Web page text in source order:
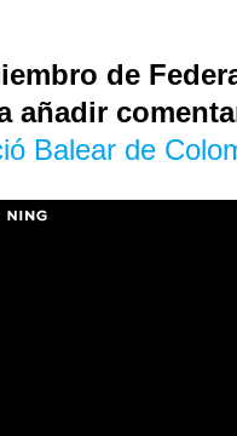
de
añadir
Balear de